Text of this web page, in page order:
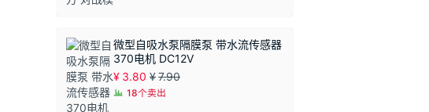
微型自吸水泵隔膜泵 带水流传感器
370电机 DC12V
¥ 3.80 ¥7.90
18个卖出